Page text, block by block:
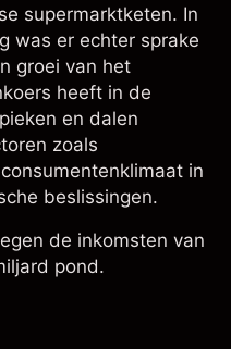
supermarktketen. In
was er echter sprake
groei van het
heeft in de
en dalen
zoals
in
beslissingen.
de inkomsten van
pond.